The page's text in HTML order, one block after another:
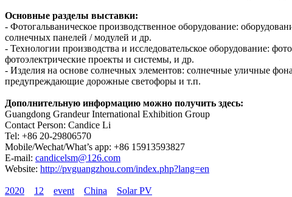
Основные разделы выставки:
- Фотогальваническое производственное оборудование:
солнечных панелей / модулей и др.
- Технологии производства и исследовательское оборудование:
фотоэлектрические проекты и системы, и др.
- Изделия на основе солнечных элементов: солнечные уличные
предупреждающие дорожные светофоры и т.п.
Дополнительную информацию можно получить здесь:
Guangdong Grandeur International Exhibition Group
Contact Person: Candice Li
Tel: +86 20-29806570
Mobile/Wechat/What’s app: +86 15913593827
E-mail: candicelsm@126.com
Website: http://pvguangzhou.com/index.php?lang=en
2020 12 event China Solar PV